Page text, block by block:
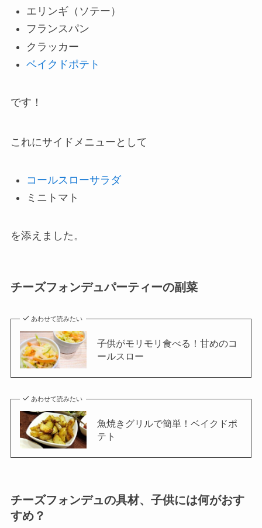
エリンギ（ソテー）
フランスパン
クラッカー
ベイクドポテト
です！
これにサイドメニューとして
コールスローサラダ
ミニトマト
を添えました。
チーズフォンデュパーティーの副菜
あわせて読みたい
子供がモリモリ食べる！甘めのコ
ールスロー
あわせて読みたい
魚焼きグリルで簡単！ベイクドポ
テト
チーズフォンデュの具材、子供には何がおす
すめ？